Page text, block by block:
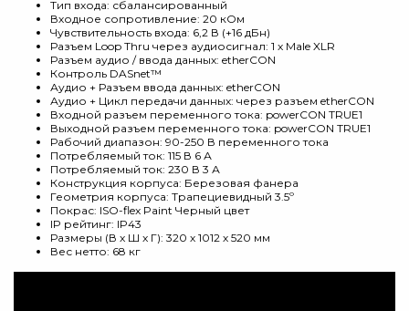
Тип входа: сбалансированный
Входное сопротивление: 20 кОм
Чувствительность входа: 6,2 В (+16 дБн)
Разъем Loop Thru через аудиосигнал: 1 x Male XLR
Разъем аудио / ввода данных: etherCON
Контроль DASnet™
Аудио + Разъем ввода данных: etherCON
Аудио + Цикл передачи данных: через разъем etherCON
Входной разъем переменного тока: powerCON TRUE1
Выходной разъем переменного тока: powerCON TRUE1
Рабочий диапазон: 90-250 В переменного тока
Потребляемый ток: 115 В 6 А
Потребляемый ток: 230 В 3 А
Конструкция корпуса: Березовая фанера
Геометрия корпуса: Трапециевидный 3.5º
Покрас: ISO-flex Paint Черный цвет
IP рейтинг: IP43
Размеры (В x Ш x Г): 320 х 1012 х 520 мм
Вес нетто: 68 кг